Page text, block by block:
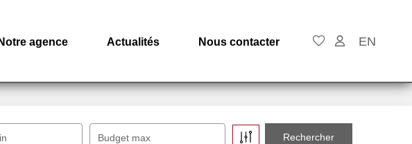
Notre agence Actualités Nous contacter EN
Budget max